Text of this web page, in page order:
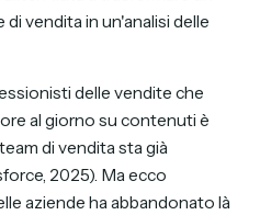
vendita in un'analisi delle
delle vendite che
al giorno su contenuti è
di vendita sta già
2025). Ma ecco
aziende ha abbandonato là